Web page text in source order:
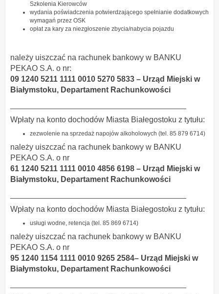
Szkolenia Kierowców
wydania poświadczenia potwierdzającego spełnianie dodatkowych
wymagań przez OSK
opłat za kary za niezgłoszenie zbycia/nabycia pojazdu
należy uiszczać na rachunek bankowy w BANKU
PEKAO S.A. o nr:
09 1240 5211 1111 0010 5270 5833 – Urząd Miejski w
Białymstoku, Departament Rachunkowości
Wpłaty na konto dochodów Miasta Białegostoku z tytułu:
zezwolenie na sprzedaż napojów alkoholowych (tel. 85 879 6714)
należy uiszczać na rachunek bankowy w BANKU
PEKAO S.A. o nr
61 1240 5211 1111 0010 4856 6198 – Urząd Miejski w
Białymstoku, Departament Rachunkowości
Wpłaty na konto dochodów Miasta Białegostoku z tytułu:
usługi wodne, retencja (tel. 85 869 6714)
należy uiszczać na rachunek bankowy w BANKU
PEKAO S.A. o nr
95 1240 1154 1111 0010 9265 2584– Urząd Miejski w
Białymstoku, Departament Rachunkowości